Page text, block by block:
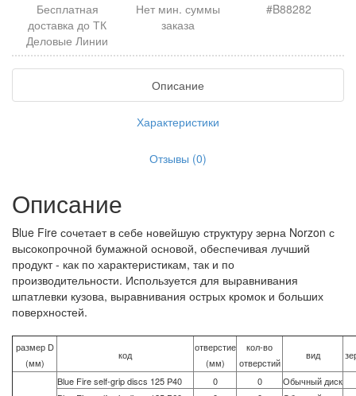
Бесплатная
доставка до ТК
Деловые Линии
Нет мин. суммы
заказа
#B88282
Описание
Характеристики
Отзывы (0)
Описание
Blue Fire сочетает в себе новейшую структуру зерна Norzon с
высокопрочной бумажной основой, обеспечивая лучший
продукт - как по характеристикам, так и по
производительности. Используется для выравнивания
шпатлевки кузова, выравнивания острых кромок и больших
поверхностей.
размер D
(мм)
код
отверстие
(мм)
кол-во
отверстий
вид
Blue Fire self-grip discs 125 P40 0 0
Обычный диск